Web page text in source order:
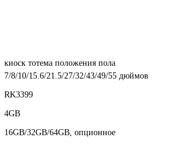
киоск тотема положения пола
7/8/10/15.6/21.5/27/32/43/49/55 дюймов
RK3399
4GB
16GB/32GB/64GB, опционное